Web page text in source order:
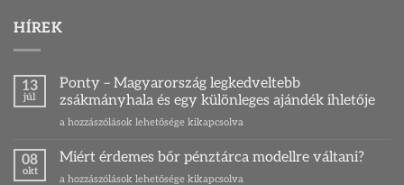
HÍREK
13
júl
Ponty – Magyarország legkedveltebb
zsákmányhala és egy különleges ajándék ihletője
Ponty
Magyarország
a hozzászólások lehetősége kikapcsolva
08
okt
Miért érdemes bőr pénztárca modellre váltani?
Miért
a hozzászólások lehetősége kikapcsolva